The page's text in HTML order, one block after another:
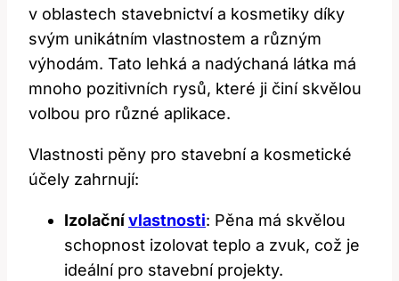
v oblastech stavebnictví a kosmetiky díky
svým unikátním vlastnostem a různým
výhodám. Tato lehká a nadýchaná látka má
mnoho pozitivních rysů, které ji činí skvělou
volbou pro různé aplikace.
Vlastnosti pěny pro stavební a kosmetické
účely zahrnují:
Izolačnívlastnosti: Pěna má skvělou
schopnost izolovat teplo a zvuk, což je
ideální pro stavební projekty.